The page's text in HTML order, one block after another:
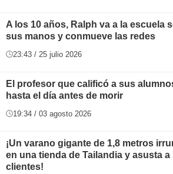
A los 10 años, Ralph va a la escuela
sus manos y conmueve las redes
23:43 / 25 julio 2026
El profesor que calificó a sus
hasta el día antes de morir
19:34 / 03 agosto 2026
¡Un varano gigante de 1,8 metros
en una tienda de Tailandia y asusta a
clientes!